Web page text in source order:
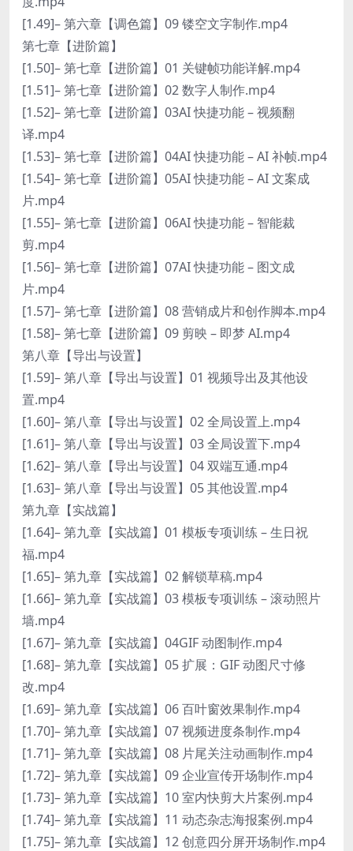
[1.49]– 第六章【调色篇】09 镂空文字制作.mp4
第七章【进阶篇】
[1.50]– 第七章【进阶篇】01 关键帧功能详解.mp4
[1.51]– 第七章【进阶篇】02 数字人制作.mp4
[1.52]– 第七章【进阶篇】03AI 快捷功能 – 视频翻
译.mp4
[1.53]– 第七章【进阶篇】04AI 快捷功能 – AI 补帧.mp4
[1.54]– 第七章【进阶篇】05AI 快捷功能 – AI 文案成
片.mp4
[1.55]– 第七章【进阶篇】06AI 快捷功能 – 智能裁
剪.mp4
[1.56]– 第七章【进阶篇】07AI 快捷功能 – 图文成
片.mp4
[1.57]– 第七章【进阶篇】08 营销成片和创作脚本.mp4
[1.58]– 第七章【进阶篇】09 剪映 – 即梦 AI.mp4
第八章【导出与设置】
[1.59]– 第八章【导出与设置】01 视频导出及其他设
置.mp4
[1.60]– 第八章【导出与设置】02 全局设置上.mp4
[1.61]– 第八章【导出与设置】03 全局设置下.mp4
[1.62]– 第八章【导出与设置】04 双端互通.mp4
[1.63]– 第八章【导出与设置】05 其他设置.mp4
第九章【实战篇】
[1.64]– 第九章【实战篇】01 模板专项训练 – 生日祝
福.mp4
[1.65]– 第九章【实战篇】02 解锁草稿.mp4
[1.66]– 第九章【实战篇】03 模板专项训练 – 滚动照片
墙.mp4
[1.67]– 第九章【实战篇】04GIF 动图制作.mp4
[1.68]– 第九章【实战篇】05 扩展：GIF 动图尺寸修
改.mp4
[1.69]– 第九章【实战篇】06 百叶窗效果制作.mp4
[1.70]– 第九章【实战篇】07 视频进度条制作.mp4
[1.71]– 第九章【实战篇】08 片尾关注动画制作.mp4
[1.72]– 第九章【实战篇】09 企业宣传开场制作.mp4
[1.73]– 第九章【实战篇】10 室内快剪大片案例.mp4
[1.74]– 第九章【实战篇】11 动态杂志海报案例.mp4
[1.75]– 第九章【实战篇】12 创意四分屏开场制作.mp4